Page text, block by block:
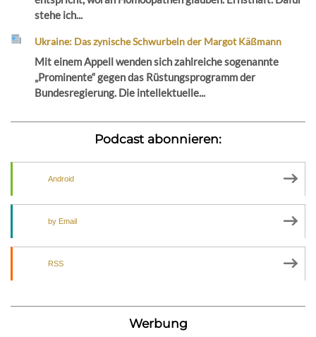
stehe ich...
Ukraine: Das zynische Schwurbeln der Margot Käßmann
Mit einem Appell wenden sich zahlreiche sogenannte
„Prominente“ gegen das Rüstungsprogramm der
Bundesregierung. Die intellektuelle...
Podcast abonnieren:
Android
by Email
RSS
Werbung